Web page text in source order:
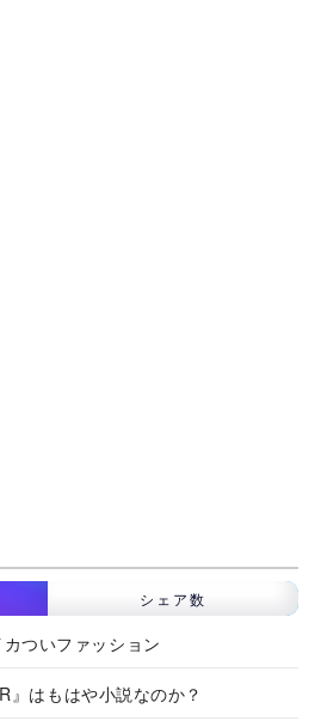
シェア数
カついファッション
』はもはや小説なのか？